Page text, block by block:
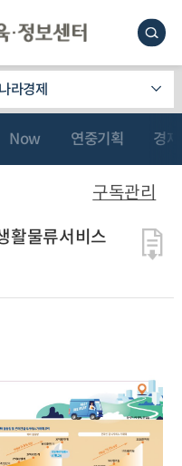
나라경제
Now 연중기획 경
활물류서비스
구독관리